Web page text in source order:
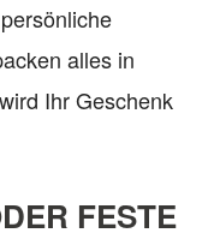
alles in
Ihr Geschenk
FESTE